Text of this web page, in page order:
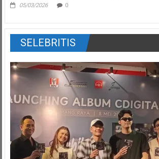
05/03/2026 0
SELEBRITIS